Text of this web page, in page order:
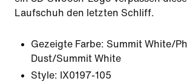
Laufschuh den letzten Schliff.
Gezeigte Farbe: Summit White/
Dust/Summit White
Style: IX0197-105